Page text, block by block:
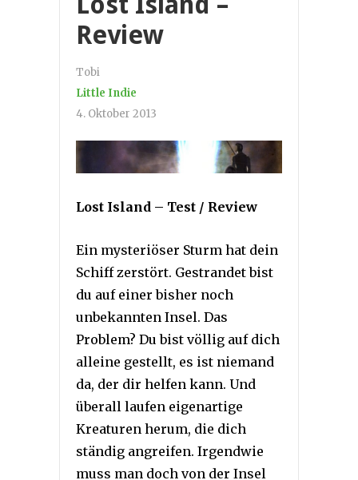
Review
Tobi
Little Indie
4. Oktober 2013
Lost Island – Test / Review
Ein mysteriöser Sturm hat dein
Schiff zerstört. Gestrandet bist
du auf einer bisher noch
unbekannten Insel. Das
Problem? Du bist völlig auf dich
alleine gestellt, es ist niemand
da, der dir helfen kann. Und
überall laufen eigenartige
Kreaturen herum, die dich
ständig angreifen. Irgendwie
muss man doch von der Insel